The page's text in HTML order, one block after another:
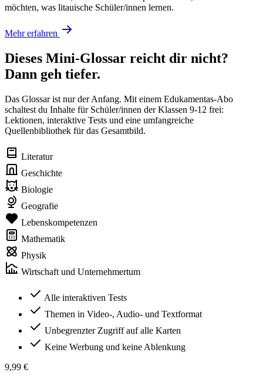
möchten, was litauische Schüler/innen lernen.
Mehr erfahren
Dieses Mini-Glossar reicht dir nicht?
Dann geh tiefer.
Das Glossar ist nur der Anfang. Mit einem Edukamentas-Abo
schaltest du Inhalte für Schüler/innen der Klassen 9-12 frei:
Lektionen, interaktive Tests und eine umfangreiche
Quellenbibliothek für das Gesamtbild.
Literatur
Geschichte
Biologie
Geografie
Lebenskompetenzen
Mathematik
Physik
Wirtschaft und Unternehmertum
Alle interaktiven Tests
Themen in Video-, Audio- und Textformat
Unbegrenzter Zugriff auf alle Karten
Keine Werbung und keine Ablenkung
9,99 €